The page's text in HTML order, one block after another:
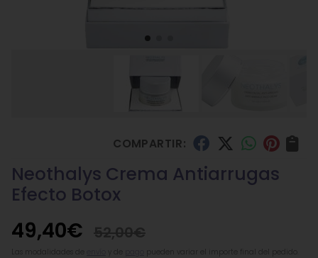
COMPARTIR:
Neothalys Crema Antiarrugas
Efecto Botox
49,40€
pueden variar el importe final del pedido.